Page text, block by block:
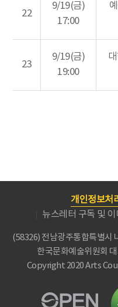
22
9/19(금)
17:00
23
9/19(금)
19:00
개인정보처
뉴스레터 구독 및
(58326) 전남광주통합특별시
한국문화예술위원회
Copyright 2020 Arts